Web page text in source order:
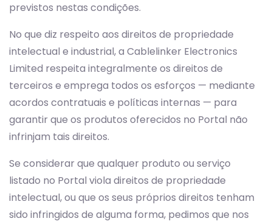
previstos nestas condições.
No que diz respeito aos direitos de propriedade
intelectual e industrial, a Cablelinker Electronics
Limited respeita integralmente os direitos de
terceiros e emprega todos os esforços — mediante
acordos contratuais e políticas internas — para
garantir que os produtos oferecidos no Portal não
infrinjam tais direitos.
Se considerar que qualquer produto ou serviço
listado no Portal viola direitos de propriedade
intelectual, ou que os seus próprios direitos tenham
sido infringidos de alguma forma, pedimos que nos